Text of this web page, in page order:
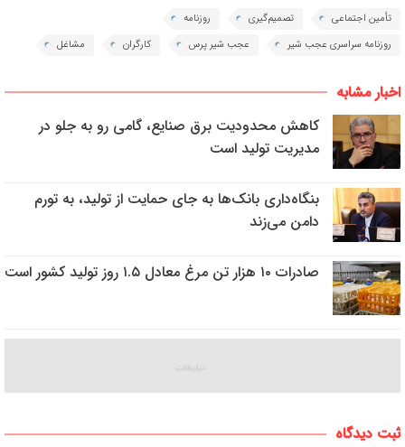
تأمین اجتماعی تصمیم‌گیری
روزنامه
روزنامه سراسری عجب شیر
عجب شیر پرس کارگران مشاغل
اخبار مشابه
کاهش محدودیت برق صنایع، گامی رو به جلو در
مدیریت تولید است
بنگاه‌داری بانک‌ها به جای حمایت از تولید، به تورم
دامن می‌زند
صادرات ۱۰ هزار تن مرغ معادل ۱.۵ روز تولید کشور است
ثبت دیدگاه